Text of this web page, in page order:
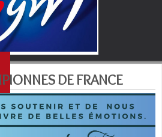
DE FRANCE